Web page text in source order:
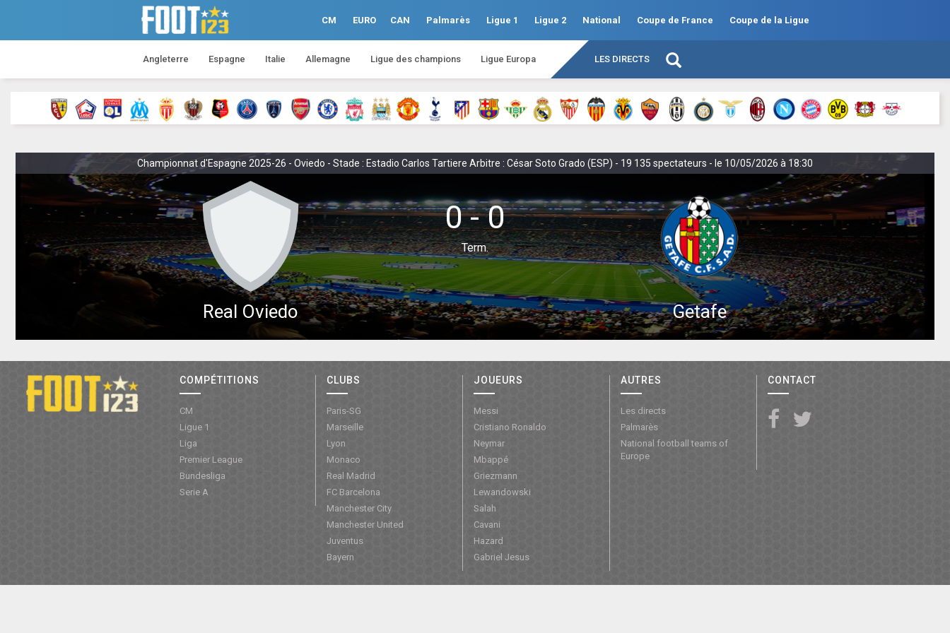
CM EURO CAN Palmarès Ligue 1 Ligue 2 National Coupe de France Coupe de la Ligue
Angleterre Espagne Italie Allemagne Ligue des champions Ligue Europa LES DIRECTS
Championnat d'Espagne 2025-26 - Oviedo - Stade : Estadio Carlos Tartiere Arbitre : César Soto Grado (ESP) - 19 135 spectateurs - le 10/05/2026 à 18:30
Real Oviedo
0 - 0
Term.
Getafe
COMPÉTITIONS
CM
Ligue 1
Liga
Premier League
Bundesliga
Serie A
CLUBS
Paris-SG
Marseille
Lyon
Monaco
Real Madrid
FC Barcelona
Manchester City
Manchester United
Juventus
Bayern
JOUEURS
Messi
Cristiano Ronaldo
Neymar
Mbappé
Griezmann
Lewandowski
Salah
Cavani
Hazard
Gabriel Jesus
AUTRES
Les directs
Palmarès
National football teams of
Europe
CONTACT